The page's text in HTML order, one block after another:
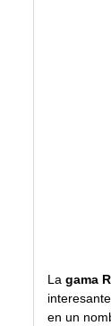
Lagama
en un